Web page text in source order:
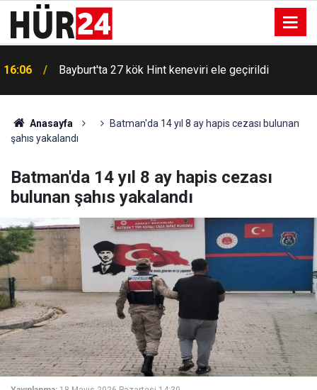
16:06 Bayburt'ta 27 kök Hint keneviri ele geçirildi
Anasayfa
Batman'da 14 yıl 8 ay hapis cezası bulunan
şahıs yakalandı
Batman'da 14 yıl 8 ay hapis cezası
bulunan şahıs yakalandı